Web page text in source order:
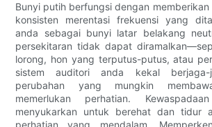
Bunyi putih berfungsi dengan
konsisten merentasi frekuensi yang
anda sebagai bunyi latar belakang
persekitaran tidak dapat
lorong, hon yang terputus-putus, atau
sistem auditori anda kekal berjaga-
perubahan yang mungkin
memerlukan perhatian.
menyukarkan untuk berehat dan tidur